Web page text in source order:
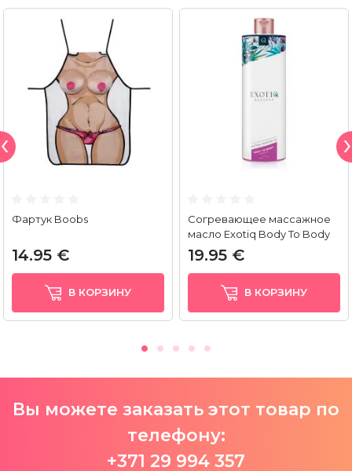
Фартук Boobs
14.95 €
В КОРЗИНУ
Согревающее массажное
масло Exotiq Body To Body
(500 мл)
19.95 €
В КОРЗИНУ
Вы можете заказать этот товар по
телефону:
+371 29 994 357